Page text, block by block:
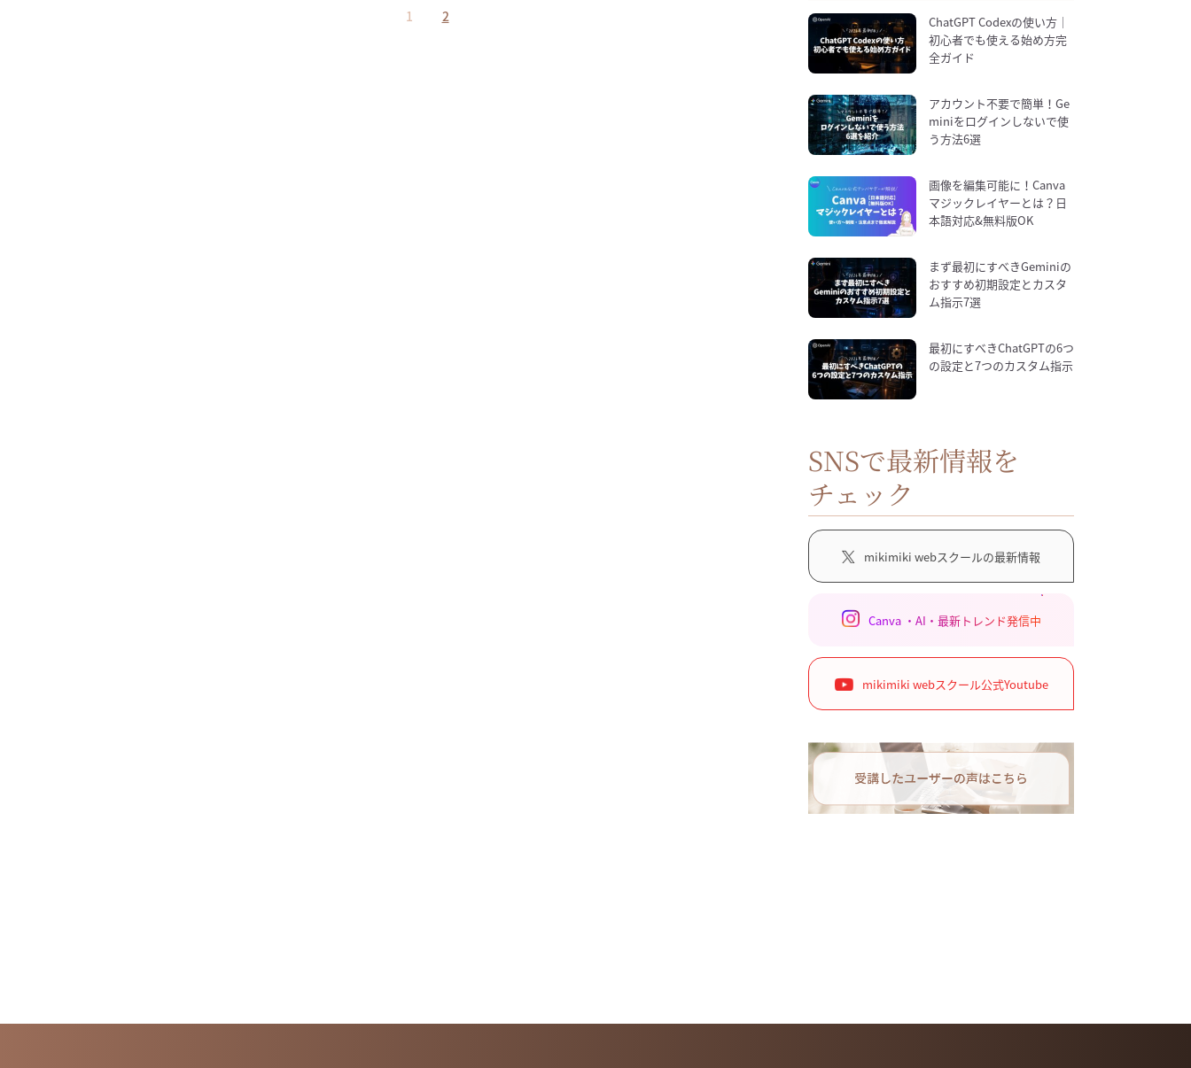
1 2
ChatGPT Codexの使い方｜
初心者でも使える始め方完
全ガイド
アカウント不要で簡単！Ge
miniをログインしないで使
う方法6選
画像を編集可能に！Canva
マジックレイヤーとは？日
本語対応&無料版OK
まず最初にすべきGeminiの
おすすめ初期設定とカスタ
ム指示7選
最初にすべきChatGPTの6つ
の設定と7つのカスタム指示
SNSで最新情報を
チェック
mikimiki webスクールの最新情報
Canva ・AI・最新トレンド発信中
mikimiki webスクール公式Youtube